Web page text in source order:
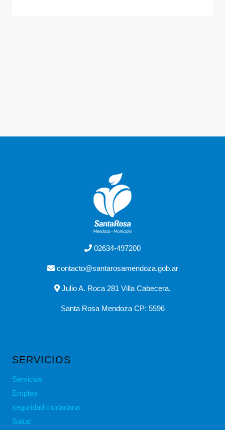
02634-497200
contacto@santarosamendoza.gob.ar
Julio A. Roca 281 Villa Cabecera,
Santa Rosa Mendoza CP: 5596
SERVICIOS
Servicios
Empleo
seguridad ciudadana
Salud